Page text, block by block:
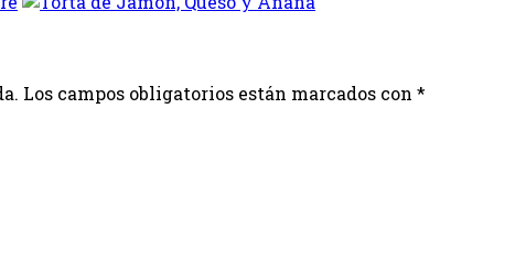
Los campos obligatorios están marcados con *